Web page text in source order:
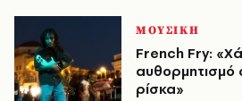
ΜΟΥΣΙΚΗ
French Fry:
αυθορμητισμό
ρίσκα»